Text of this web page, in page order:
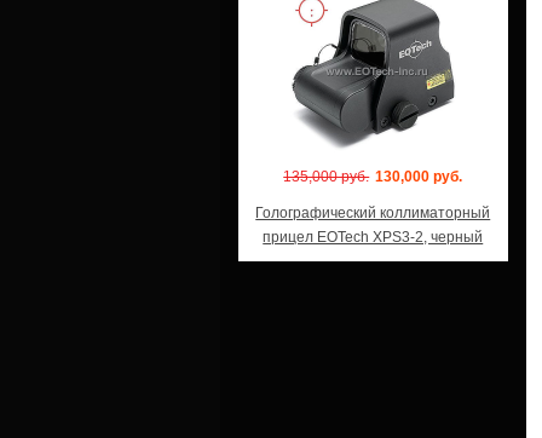
135,000 руб. 130,000 руб.
Голографический коллиматорный
прицел EOTech XPS3-2, черный